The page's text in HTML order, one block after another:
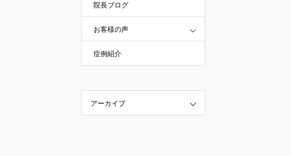
院長ブログ
お客様の声
症例紹介
アーカイブ